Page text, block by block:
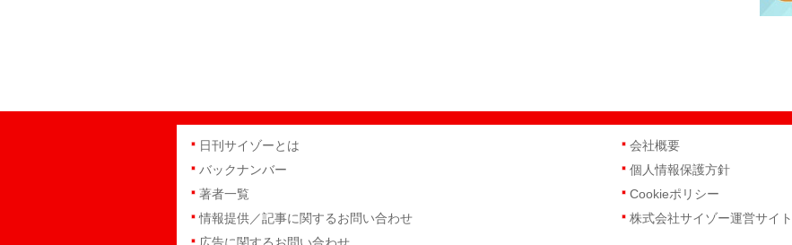
日刊サイゾーとは
バックナンバー
著者一覧
情報提供／記事に関するお問い合わせ
会社概要
個人情報保護方針
Cookieポリシー
株式会社サイゾー運営サイト